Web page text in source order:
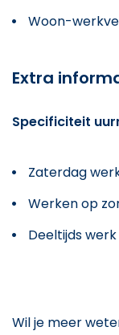
Woon-
Extra
Specificiteit
Zaterdag
Werken op
Deeltijds werk
Wil je meer